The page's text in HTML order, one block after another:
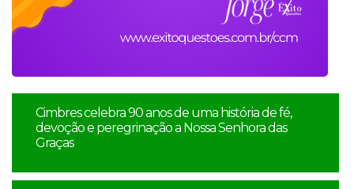
Cimbres celebra 90 anos de uma história de fé,
devoção e peregrinação a Nossa Senhora das
Graças